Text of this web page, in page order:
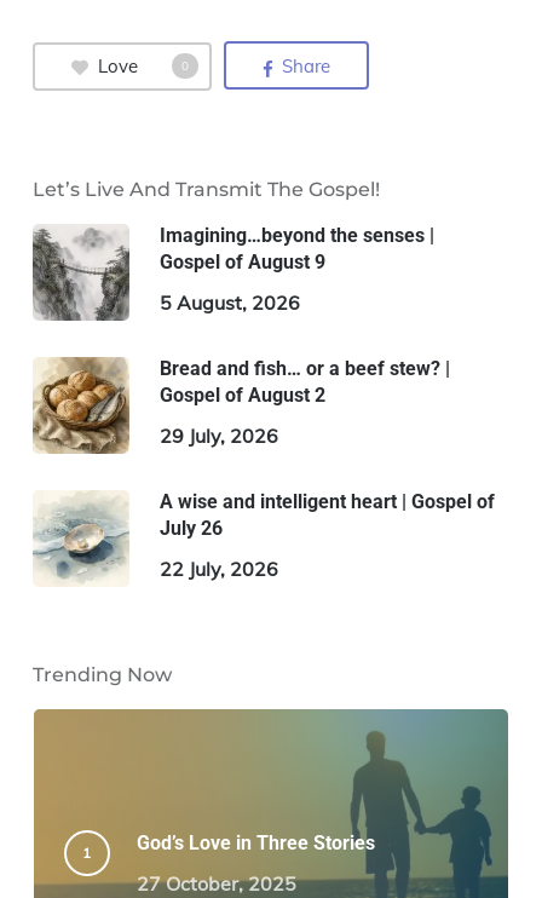
Love 0 Share
Let’s Live And Transmit The Gospel!
Imagining…beyond the senses |
Gospel of August 9
5 August, 2026
Bread and fish… or a beef stew? |
Gospel of August 2
29 July, 2026
A wise and intelligent heart | Gospel of
July 26
22 July, 2026
Trending Now
God’s Love in Three Stories
27 October, 2025